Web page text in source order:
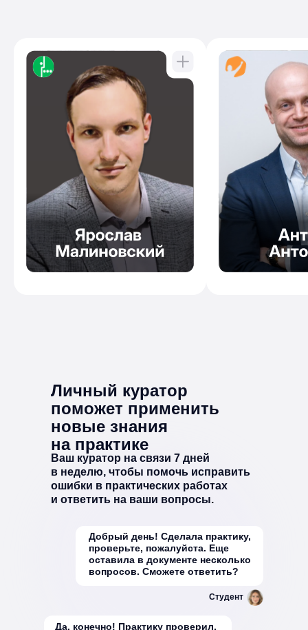
Да, конечно! Практику проверил,
Добрый день! Сделала практику,
проверьте, пожалуйста. Еще
оставила в документе несколько
вопросов. Сможете ответить?
Ваш куратор на связи 7 дней
в неделю, чтобы помочь исправить
ошибки в практических работах
и ответить на ваши вопросы.
Личный куратор
поможет применить
новые знания
на практике
Студент